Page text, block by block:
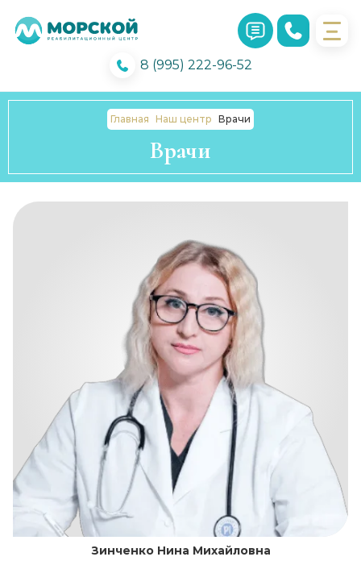
8 (995) 222-96-52
Главная Наш центр Врачи
Врачи
Зинченко Нина Михайловна